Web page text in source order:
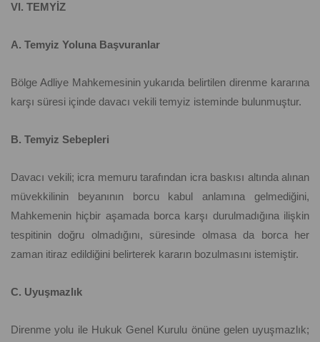
VI. TEMYİZ
A. Temyiz Yoluna Başvuranlar
Bölge Adliye Mahkemesinin yukarıda belirtilen direnme kararına
karşı süresi içinde davacı vekili temyiz isteminde bulunmuştur.
B. Temyiz Sebepleri
Davacı vekili; icra memuru tarafından icra baskısı altında alınan
müvekkilinin beyanının borcu kabul anlamına gelmediğini,
Mahkemenin hiçbir aşamada borca karşı durulmadığına ilişkin
tespitinin doğru olmadığını, süresinde olmasa da borca her
zaman itiraz edildiğini belirterek kararın bozulmasını istemiştir.
C. Uyuşmazlık
Direnme yolu ile Hukuk Genel Kurulu önüne gelen uyuşmazlık;